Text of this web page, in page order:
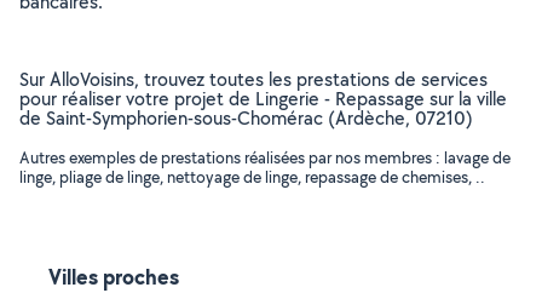
Sur AlloVoisins, trouvez toutes les prestations de services
pour réaliser votre projet de Lingerie - Repassage sur la ville
de Saint-Symphorien-sous-Chomérac (Ardèche, 07210)
Autres exemples de prestations réalisées par nos membres : lavage de
linge, pliage de linge, nettoyage de linge, repassage de chemises, ..
Villes proches